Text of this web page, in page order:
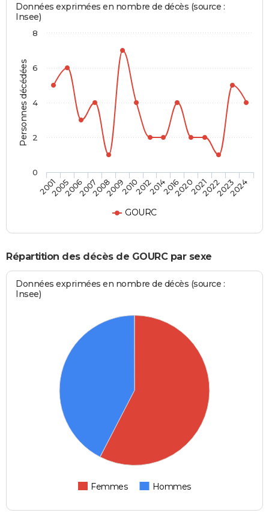
Personnes décédées
Données exprimées en nombre de décès (source :
Insee)
GOURC
200120052006200720082009201020122014201620202021202220232024
0
2
4
6
8
Répartition des décès de GOURC par sexe
Données exprimées en nombre de décès (source :
Insee)
Femmes Hommes